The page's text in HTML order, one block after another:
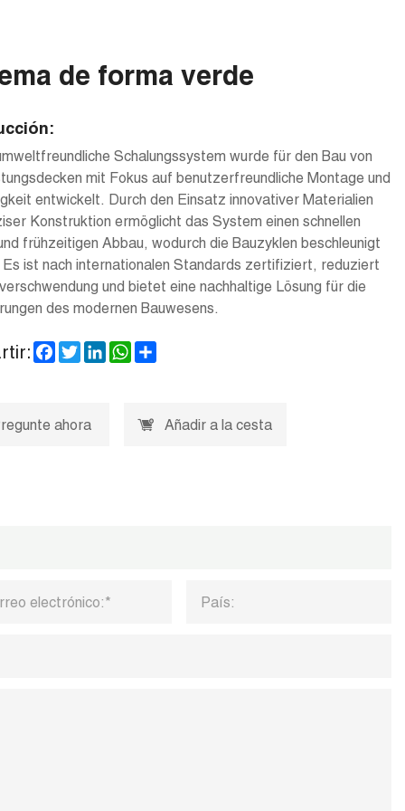
de forma verde
Schalungssystem wurde für den Bau von
mit Fokus auf benutzerfreundliche Montage und
entwickelt. Durch den Einsatz innovativer Materialien
Konstruktion ermöglicht das System einen schnellen
frühzeitigen Abbau, wodurch die Bauzyklen beschleunigt
ist nach internationalen Standards zertifiziert, reduziert
und bietet eine nachhaltige Lösung für die
des modernen Bauwesens.
Facebook
TwitterLinkedInWhatsApp
Share
ahora Añadir a la cesta